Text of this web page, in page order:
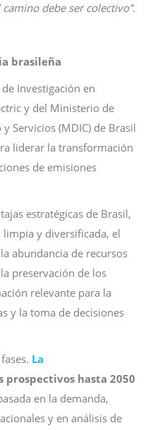
debe ser colectivo”.
brasileña
Investigación en
y del Ministerio de
Servicios (MDIC) de Brasil
liderar la transformación
de emisiones
estratégicas de Brasil,
y diversificada, el
abundancia de recursos
preservación de los
relevante para la
y la toma de decisiones
La
prospectivos hasta 2050
en la demanda,
y en análisis de